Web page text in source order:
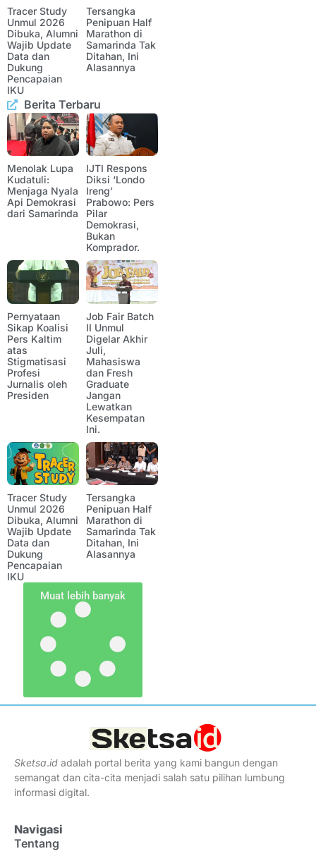
Tracer Study
Unmul 2026
Dibuka, Alumni
Wajib Update
Data dan
Dukung
Pencapaian
IKU
Tersangka
Penipuan Half
Marathon di
Samarinda Tak
Ditahan, Ini
Alasannya
Berita Terbaru
Menolak Lupa
Kudatuli:
Menjaga Nyala
Api Demokrasi
dari Samarinda
IJTI Respons
Diksi ‘Londo
Ireng’
Prabowo: Pers
Pilar
Demokrasi,
Bukan
Komprador.
Pernyataan
Sikap Koalisi
Pers Kaltim
atas
Stigmatisasi
Profesi
Jurnalis oleh
Presiden
Job Fair Batch
II Unmul
Digelar Akhir
Juli,
Mahasiswa
dan Fresh
Graduate
Jangan
Lewatkan
Kesempatan
Ini.
Tracer Study
Unmul 2026
Dibuka, Alumni
Wajib Update
Data dan
Dukung
Pencapaian
IKU
Tersangka
Penipuan Half
Marathon di
Samarinda Tak
Ditahan, Ini
Alasannya
Muat lebih banyak
Sketsa.id adalah portal berita yang kami bangun dengan
semangat dan cita-cita menjadi salah satu pilihan lumbung
informasi digital.
Navigasi
Tentang